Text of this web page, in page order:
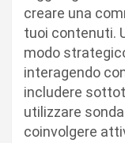
creare una
tuoi contenuti.
modo
interagendo
includere
utilizzare
coinvolgere